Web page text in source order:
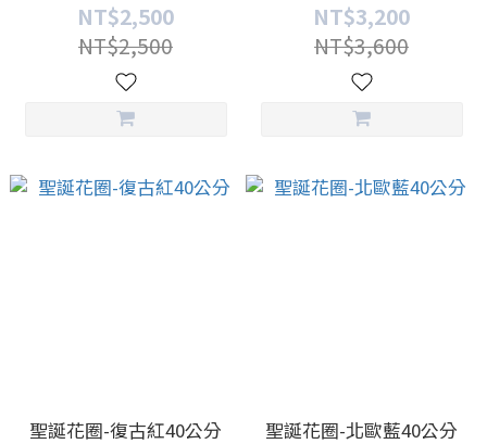
NT$2,500
NT$2,500
NT$3,200
NT$3,600
聖誕花圈-復古紅40公分 聖誕花圈-北歐藍40公分